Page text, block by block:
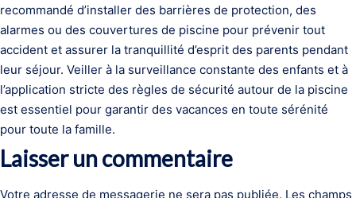
recommandé d’installer des barrières de protection, des
alarmes ou des couvertures de piscine pour prévenir tout
accident et assurer la tranquillité d’esprit des parents pendant
leur séjour. Veiller à la surveillance constante des enfants et à
l’application stricte des règles de sécurité autour de la piscine
est essentiel pour garantir des vacances en toute sérénité
pour toute la famille.
Laisser un commentaire
Votre adresse de messagerie ne sera pas publiée. Les champs